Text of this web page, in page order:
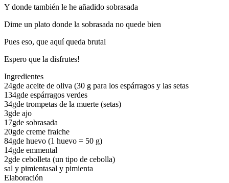
Y donde también le he añadido sobrasada
Dime un plato donde la sobrasada no quede bien
Pues eso, que aquí queda brutal
Espero que la disfrutes!
Ingredientes
24gde aceite de oliva (30 g para los espárragos y las setas
134gde espárragos verdes
34gde trompetas de la muerte (setas)
3gde ajo
17gde sobrasada
20gde creme fraiche
84gde huevo (1 huevo = 50 g)
14gde emmental
2gde cebolleta (un tipo de cebolla)
sal y pimientasal y pimienta
Elaboración